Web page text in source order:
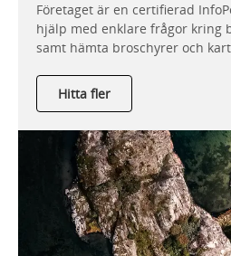
Företaget är en certifierad
hjälp med enklare frågor kring
samt hämta broschyrer och
Hitta fler